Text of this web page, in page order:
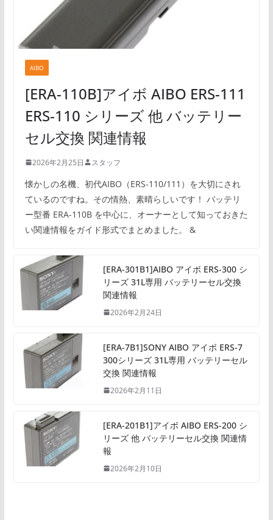
AIBO
[ERA-110B]アイボ AIBO ERS-111
ERS-110 シリーズ 他 バッテリー
セル交換 関連情報
2026年2月25日 スタッフ
懐かしの名機、初代AIBO（ERS-110/111）を大切にされ
ているのですね。その情熱、素晴らしいです！ バッテリ
ー型番 ERA-110B を中心に、オーナーとして知っておきた
い関連情報をガイド形式でまとめました。 &
[ERA-301B1]AIBO アイボ ERS-300 シ
リーズ 31L専用 バッテリーセル交換
関連情報
2026年2月24日
[ERA-7B1]SONY AIBO アイボ ERS-7
300シリーズ 31L専用 バッテリーセル
交換 関連情報
2026年2月11日
[ERA-201B1]アイボ AIBO ERS-200 シ
リーズ 他 バッテリーセル交換 関連情
報
2026年2月10日